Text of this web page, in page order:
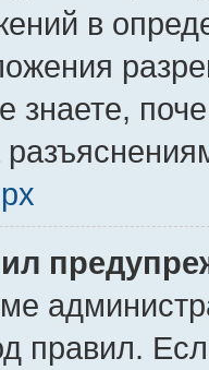
в
знаете,
правил.